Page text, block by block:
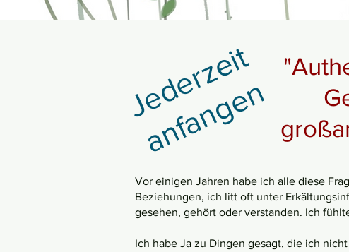
J
e
d
e
r
z
e
i
t
a
n
f
a
n
g
e
n
Vor einigen Jahren habe ich alle diese
Beziehungen, ich litt oft unter
gesehen, gehört oder verstanden. Ich
Ich habe Ja zu Dingen gesagt, die ich